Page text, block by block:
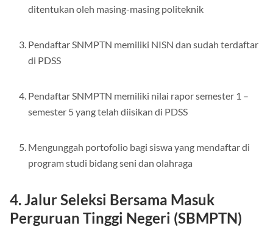
ditentukan oleh masing-masing politeknik
Pendaftar SNMPTN memiliki NISN dan sudah terdaftar
di PDSS
Pendaftar SNMPTN memiliki nilai rapor semester 1 –
semester 5 yang telah diisikan di PDSS
Mengunggah portofolio bagi siswa yang mendaftar di
program studi bidang seni dan olahraga
4. Jalur Seleksi Bersama Masuk
Perguruan Tinggi Negeri (SBMPTN)